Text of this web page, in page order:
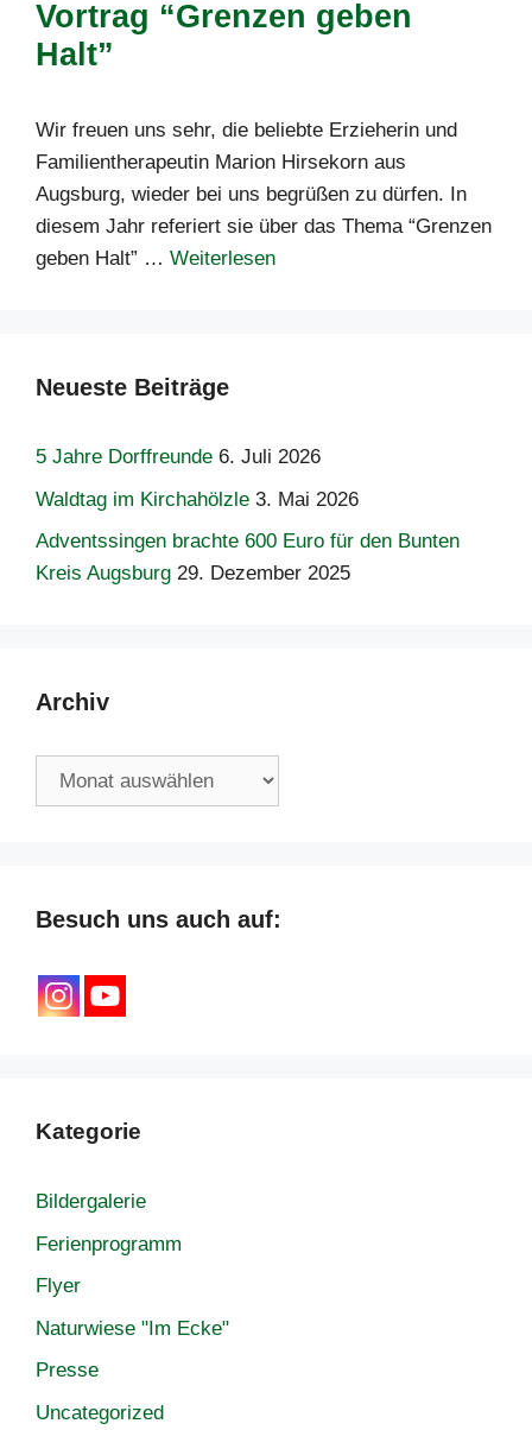
Vortrag “Grenzen geben
Halt”
Wir freuen uns sehr, die beliebte Erzieherin und
Familientherapeutin Marion Hirsekorn aus
Augsburg, wieder bei uns begrüßen zu dürfen. In
diesem Jahr referiert sie über das Thema “Grenzen
geben Halt” … Weiterlesen
Neueste Beiträge
5 Jahre Dorffreunde 6. Juli 2026
Waldtag im Kirchahölzle 3. Mai 2026
Adventssingen brachte 600 Euro für den Bunten
Kreis Augsburg 29. Dezember 2025
Archiv
Archiv
Besuch uns auch auf:
Kategorie
Bildergalerie
Ferienprogramm
Flyer
Naturwiese "Im Ecke"
Presse
Uncategorized